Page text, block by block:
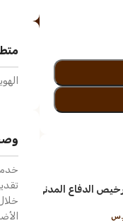
الدفاع المدني